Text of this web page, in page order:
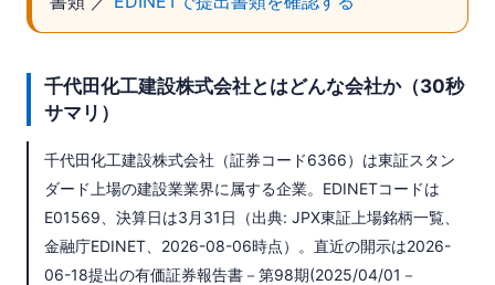
千代田化工建設株式会社とはどんな会社か（30秒
サマリ）
千代田化工建設株式会社（証券コード6366）は東証スタン
ダード上場の建設業業界に属する企業。EDINETコードは
E01569、決算日は3月31日（出典: JPX東証上場銘柄一覧、
金融庁EDINET、2026-08-06時点）。直近の開示は2026-
06-18提出の有価証券報告書－第98期(2025/04/01－